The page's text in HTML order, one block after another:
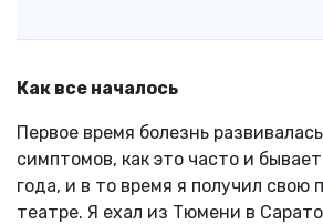
Как все началось
Первое время болезнь
симптомов, как это часто и
года, и в то время я получил свою
театре. Я ехал из Тюмени в